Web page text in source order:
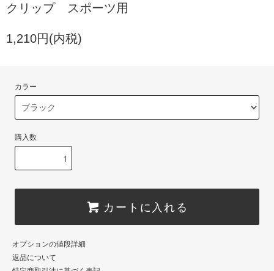
クリップ スポーツ用
1,210円(内税)
カラー
購入数
カートに入れる
オプションの値段詳細
返品について